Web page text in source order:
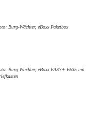
Burg-Wächter, eBoxx Paketbox
Burg-Wächter, eBoxx EASY+ E635 mit